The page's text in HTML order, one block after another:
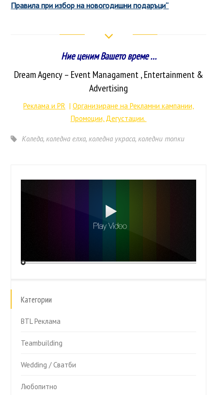
Правила при избор на новогодишни подаръци“
Ние ценим Вашето време …
Dream Agency – Event Managament, Entertainment &
Advertising
Реклама и PR | Организиране на Рекламни кампании,
Промоции, Дегустации.
Коледа,коледна елха,коледна украса,коледни топки
Категории
BTL Реклама
Teambuilding
Wedding / Сватби
Любопитно